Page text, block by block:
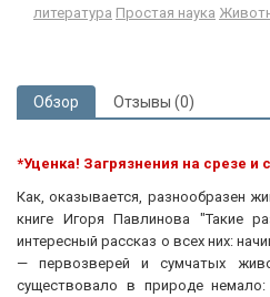
литература Простая наука
Обзор Отзывы (0)
*Уценка! Загрязнения на срезе и
Как, оказывается, разнообразен
книге Игоря Павлинова "Такие
интересный рассказ о всех них:
— первозверей и сумчатых
существовало в природе